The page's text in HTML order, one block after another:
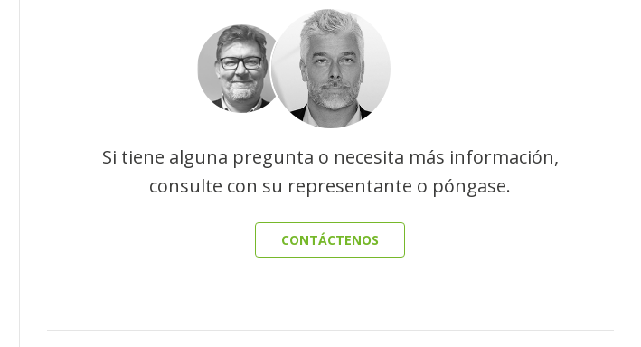
Si tiene alguna pregunta o necesita más información,
consulte con su representante o póngase.
CONTÁCTENOS